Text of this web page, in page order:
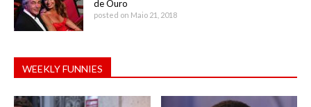
de Ouro
posted on Maio 21, 2018
WEEKLY FUNNIES